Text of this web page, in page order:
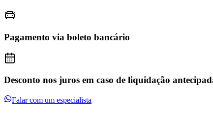
Pagamento via boleto bancário
Desconto nos juros em caso de liquidação
Falar com um especialista